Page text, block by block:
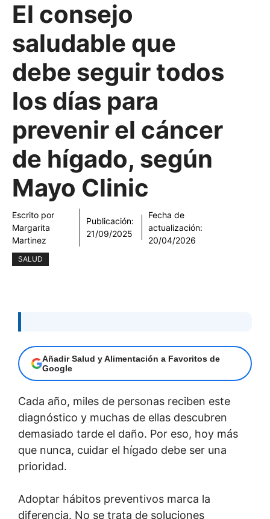
El consejo
saludable que
debe seguir todos
los días para
prevenir el cáncer
de hígado, según
Mayo Clinic
Escrito por
Margarita
Martinez
Publicación:
21/09/2025
Fecha de
actualización:
20/04/2026
SALUD
Añadir Salud y Alimentación a Favoritos de
Google
Cada año, miles de personas reciben este
diagnóstico y muchas de ellas descubren
demasiado tarde el daño. Por eso, hoy más
que nunca, cuidar el hígado debe ser una
prioridad.
Adoptar hábitos preventivos marca la
diferencia. No se trata de soluciones